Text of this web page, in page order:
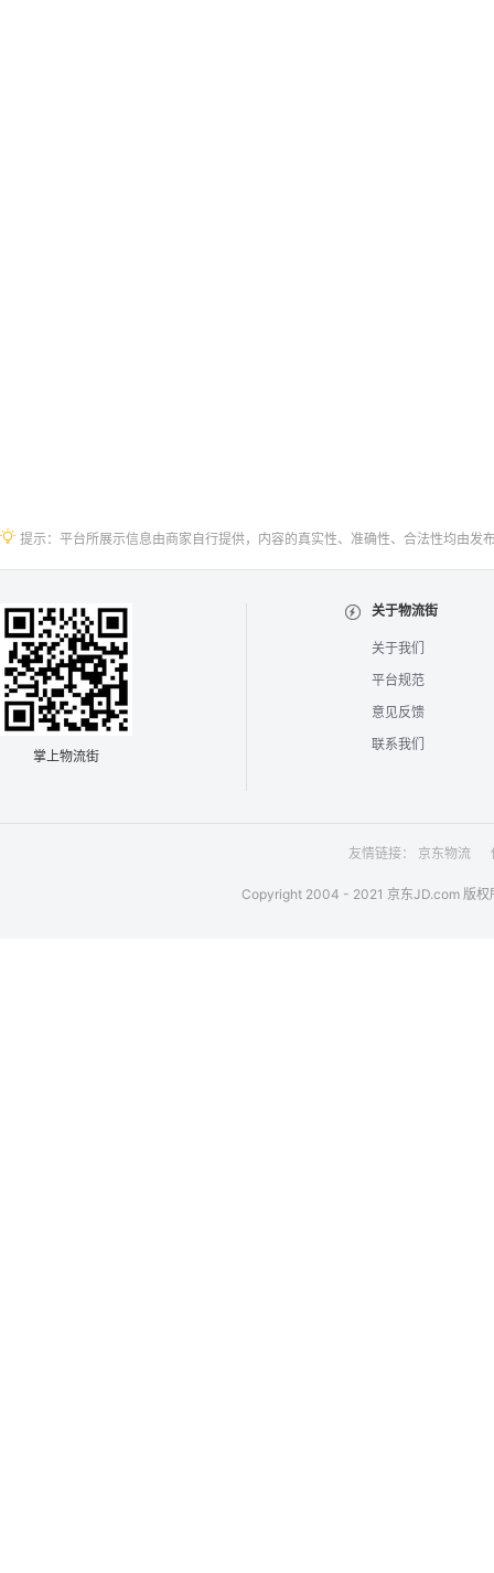
提示：平台所展示信息由商家自行提供，内容的真实性、准确性、合法性均由
掌上物流街
关于物流街
关于我们
平台规范
意见反馈
联系我们
友情链接： 京东物流
Copyright 2004 - 2021 京东JD.com 版